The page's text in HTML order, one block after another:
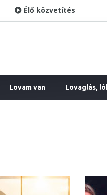
Élő közvetítés
Lovam van Lovaglás,